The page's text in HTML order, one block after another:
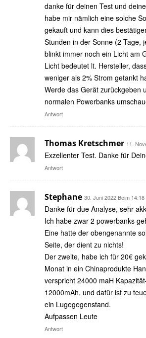
danke für deinen Test und
habe mir nämlich eine solche
gekauft und kann dies
Stunden in der Sonne (2 Tage,
blinkt immer noch ein Licht am
Licht bedeutet lt. Hersteller,
weniger als 2% Strom getankt
Werde das Gerät zurückgeben
normalen Powerbanks
Antwort
Thomas Kretschmer 11.
Exzellenter Test. Danke für
Antwort
Stephane 30. Juni 2022 Beim 14:18
Danke für due Analyse, sehr
Ich habe zwar 2 powerbanks
Eine hatte der obengenannte
Seite, der dient zu nichts!
Der zweite, habe ich für 20€
Monat in ein Chinaprodukte
verspricht 24000 maH
12000mAh, und dafür ist zu
ein Lugegegenstand.
Aufpassen Leute
Antwort